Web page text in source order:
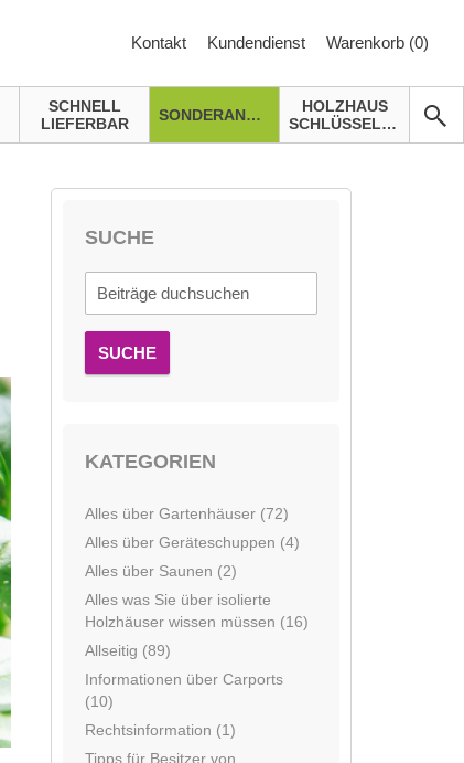
Kontakt Kundendienst Warenkorb (0)
SCHNELL
LIEFERBAR
SONDERANGEBOTE
HOLZHAUS
SCHLÜSSELFERTIG
SUCHE
SUCHE
KATEGORIEN
Alles über Gartenhäuser (72)
Alles über Geräteschuppen (4)
Alles über Saunen (2)
Alles was Sie über isolierte
Holzhäuser wissen müssen (16)
Allseitig (89)
Informationen über Carports
(10)
Rechtsinformation (1)
Tipps für Besitzer von